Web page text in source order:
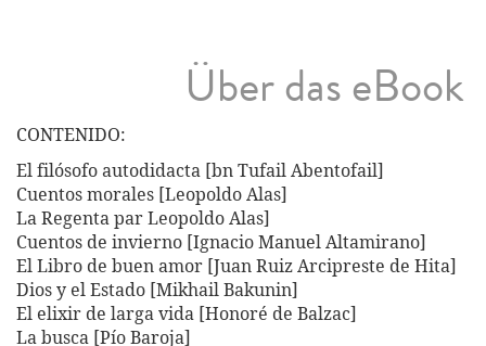
Über das eBook
CONTENIDO:
El filósofo autodidacta [bn Tufail Abentofail]
Cuentos morales [Leopoldo Alas]
La Regenta par Leopoldo Alas]
Cuentos de invierno [Ignacio Manuel Altamirano]
El Libro de buen amor [Juan Ruiz Arcipreste de Hita]
Dios y el Estado [Mikhail Bakunin]
El elixir de larga vida [Honoré de Balzac]
La busca [Pío Baroja]